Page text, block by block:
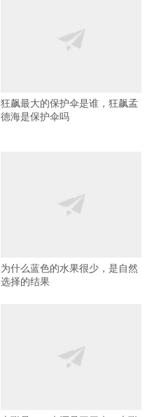
狂飙最大的保护伞是谁，狂飙孟
德海是保护伞吗
为什么蓝色的水果很少，是自然
选择的结果